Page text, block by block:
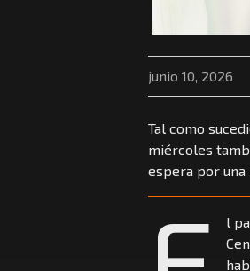
junio 10, 2026
Tal como
miércoles
espera por una
l